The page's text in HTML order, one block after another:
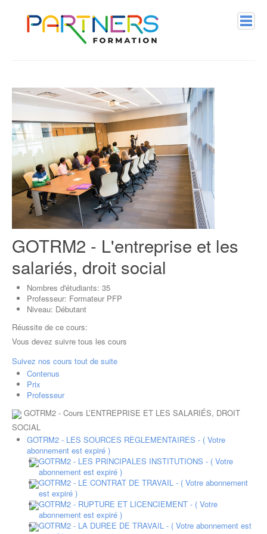
Connexion
Accueil
GOTRM2 - L'entreprise et les
salariés, droit social
Nombres d'étudiants: 35
Professeur: Formateur PFP
Niveau: Débutant
Réussite de ce cours:
Vous devez suivre tous les cours
Suivez nos cours tout de suite
Contenus
Prix
Professeur
GOTRM2 - Cours L’ENTREPRISE ET LES SALARIÉS, DROIT
SOCIAL
GOTRM2 - LES SOURCES RÈGLEMENTAIRES - ( Votre
abonnement est expiré )
GOTRM2 - LES PRINCIPALES INSTITUTIONS - ( Votre
abonnement est expiré )
GOTRM2 - LE CONTRAT DE TRAVAIL - ( Votre abonnement
est expiré )
GOTRM2 - RUPTURE ET LICENCIEMENT - ( Votre
abonnement est expiré )
GOTRM2 - LA DUREE DE TRAVAIL - ( Votre abonnement est